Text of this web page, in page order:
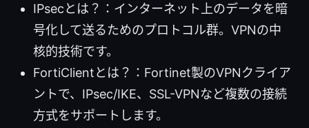
IPsecとは？：インターネット上のデータを暗
号化して送るためのプロトコル群。VPNの中
核的技術です。
FortiClientとは？：Fortinet製のVPNクライア
ントで、IPsec/IKE、SSL-VPNなど複数の接続
方式をサポートします。